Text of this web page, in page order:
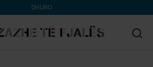
DHURO